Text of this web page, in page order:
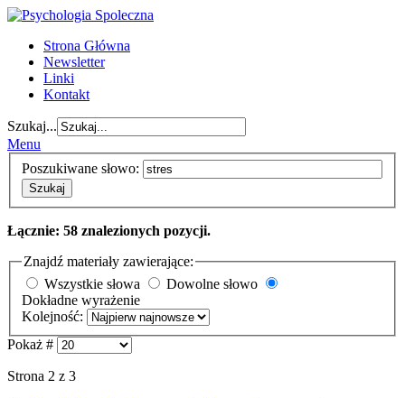
Strona Główna
Newsletter
Linki
Kontakt
Szukaj...
Menu
Poszukiwane słowo:
Szukaj
Łącznie: 58 znalezionych pozycji.
Znajdź materiały zawierające:
Wszystkie słowa
Dowolne słowo
Dokładne wyrażenie
Kolejność:
Pokaż #
Strona 2 z 3